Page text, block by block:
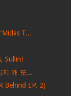
T...
Sullin!
지 왜 또...
Behind EP. 2]